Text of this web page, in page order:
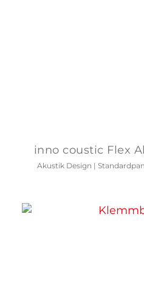
inno coustic Flex
Akustik Design |